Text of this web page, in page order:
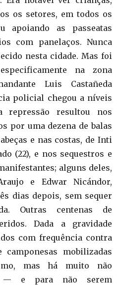
os setores, em todos os
apoiando as passeatas
com panelaços. Nunca
nesta cidade. Mas foi
na zona
Luis Castañeda
policial chegou a níveis
repressão resultou nos
por uma dezena de balas
e nas costas, de Inti
(22), e nos sequestros e
alguns deles,
e Edwar Nicándor,
dias depois, sem sequer
Outras centenas de
Dada a gravidade
com frequência contra
mobilizadas
mas há muito não
— e para não serem